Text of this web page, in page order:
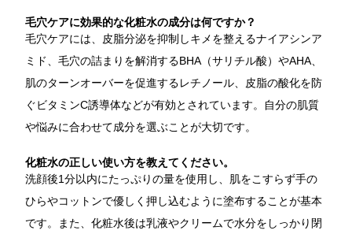
毛穴ケアに効果的な化粧水の成分は何ですか？
毛穴ケアには、皮脂分泌を抑制しキメを整えるナイアシンア
ミド、毛穴の詰まりを解消するBHA（サリチル酸）やAHA、
肌のターンオーバーを促進するレチノール、皮脂の酸化を防
ぐビタミンC誘導体などが有効とされています。自分の肌質
や悩みに合わせて成分を選ぶことが大切です。
化粧水の正しい使い方を教えてください。
洗顔後1分以内にたっぷりの量を使用し、肌をこすらず手の
ひらやコットンで優しく押し込むように塗布することが基本
です。また、化粧水後は乳液やクリームで水分をしっかり閉